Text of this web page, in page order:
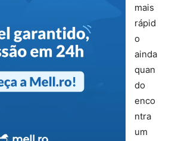
mais
rápid
o
ainda
quan
do
enco
ntra
um